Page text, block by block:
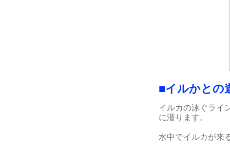
■イルかとの
イルカの泳ぐライ
に潜ります。
水中でイルカが来